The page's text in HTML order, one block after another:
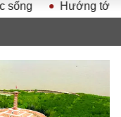
Hướng tới Đại hội